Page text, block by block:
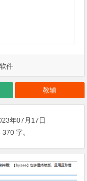
件
教辅
年07月17日
字。